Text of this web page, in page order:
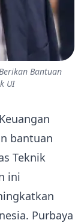
Bantuan
UI
bantuan
Teknik
ini
Purbaya